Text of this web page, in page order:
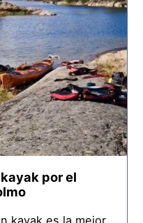
por el
kayak es la mejor